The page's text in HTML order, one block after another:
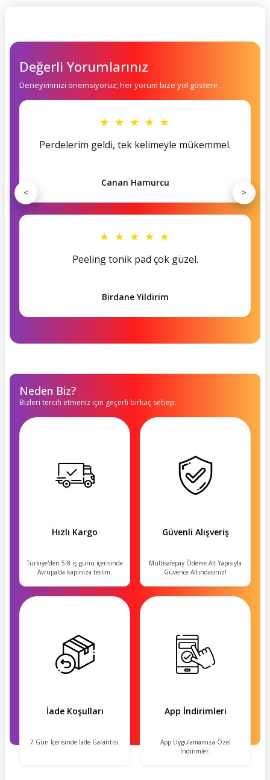
Değerli Yorumlarınız
Deneyiminizi önemsiyoruz; her yorum bize yol gösterir.
★ ★ ★ ★ ★
Perdelerim geldi, tek kelimeyle mükemmel.
Canan Hamurcu
★ ★ ★ ★ ★
Peeling tonik pad çok güzel.
Birdane Yildirim
< >
Neden Biz?
Bizleri tercih etmeniz için geçerli birkaç sebep.
Hızlı Kargo
Türkiye'den 5-8 iş günü içerisinde
Avrupa'da kapınıza teslim.
Güvenli Alışveriş
Multisafepay Ödeme Alt Yapısıyla
Güvence Altındasınız!
İade Koşulları
7 Gün İçerisinde İade Garantisi.
App İndirimleri
App Uygulamamıza Özel
İndirimler.